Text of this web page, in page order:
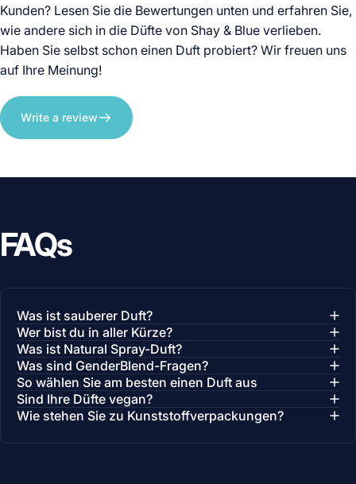
Kunden? Lesen Sie die Bewertungen unten und erfahren Sie,
wie andere sich in die Düfte von Shay & Blue verlieben.
Haben Sie selbst schon einen Duft probiert? Wir freuen uns
auf Ihre Meinung!
Write a review
FAQs
Was ist sauberer Duft?
Wer bist du in aller Kürze?
Was ist Natural Spray-Duft?
Was sind GenderBlend-Fragen?
So wählen Sie am besten einen Duft aus
Sind Ihre Düfte vegan?
Wie stehen Sie zu Kunststoffverpackungen?